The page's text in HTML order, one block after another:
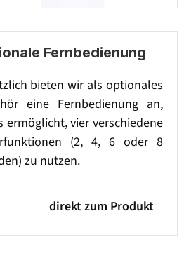
Fernbedienung
bieten wir als optionales
eine Fernbedienung an,
ermöglicht, vier verschiedene
(2, 4, 6 oder 8
zu nutzen.
direkt zum Produkt